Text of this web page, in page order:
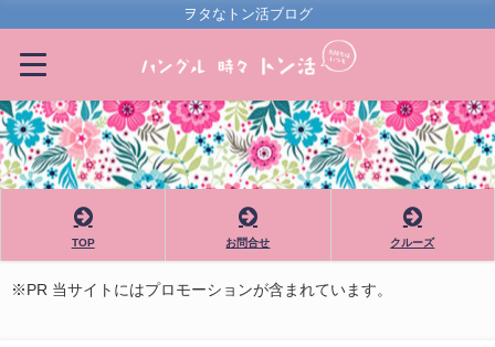
ヲタなトン活ブログ
TOP お問合せ クルーズ
※PR 当サイトにはプロモーションが含まれています。